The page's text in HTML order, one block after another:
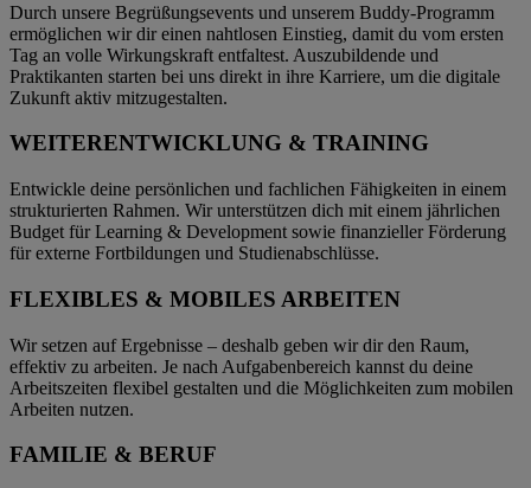
Durch unsere Begrüßungsevents und unserem Buddy-Programm
ermöglichen wir dir einen nahtlosen Einstieg, damit du vom ersten
Tag an volle Wirkungskraft entfaltest. Auszubildende und
Praktikanten starten bei uns direkt in ihre Karriere, um die digitale
Zukunft aktiv mitzugestalten.
WEITERENTWICKLUNG & TRAINING
Entwickle deine persönlichen und fachlichen Fähigkeiten in einem
strukturierten Rahmen. Wir unterstützen dich mit einem jährlichen
Budget für Learning & Development sowie finanzieller Förderung
für externe Fortbildungen und Studienabschlüsse.
FLEXIBLES & MOBILES ARBEITEN
Wir setzen auf Ergebnisse – deshalb geben wir dir den Raum,
effektiv zu arbeiten. Je nach Aufgabenbereich kannst du deine
Arbeitszeiten flexibel gestalten und die Möglichkeiten zum mobilen
Arbeiten nutzen.
FAMILIE & BERUF